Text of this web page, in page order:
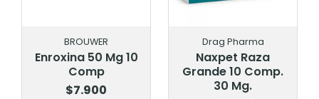
Drag Pharma
Naxpet Raza
Grande 10 Comp.
30 Mg.
Boehringer
Previcox 57 Mg X
60 Comp
$82.500